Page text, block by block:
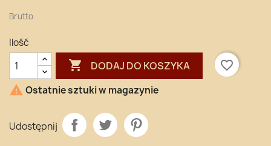
Brutto
Ilość
 DODAJ DO KOSZYKA
favorite_border
 Ostatnie sztuki w magazynie
Udostępnij